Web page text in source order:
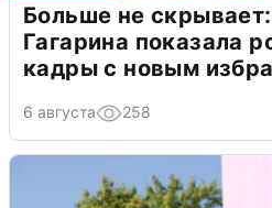
Больше не
Гагарина показала
кадры с новым
6 августа 258